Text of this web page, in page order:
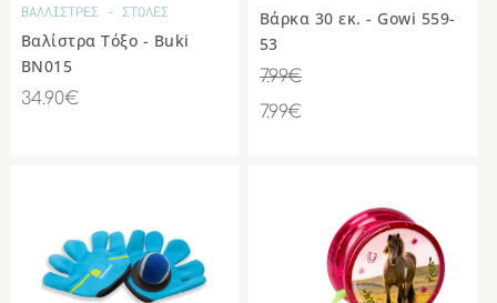
ΒΑΛΛΙΣΤΡΕΣ - ΣΤΟΛΕΣ
Βαλίστρα Τόξο - Buki
BN015
34.90€
Βάρκα 30 εκ. - Gowi 559-
53
7.99€
7.99€